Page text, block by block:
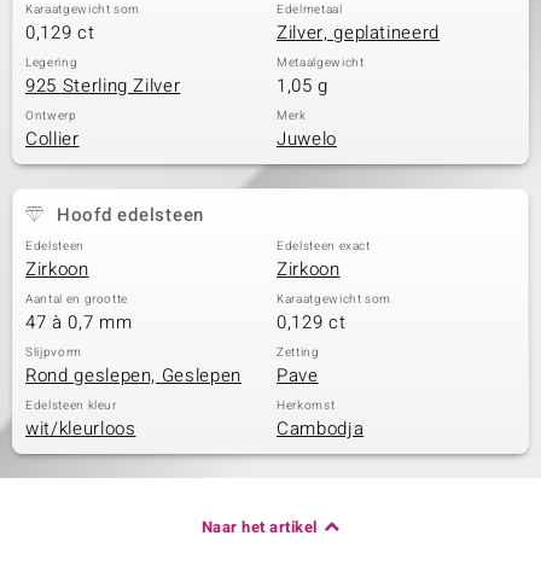
Karaatgewicht som
0,129 ct
Edelmetaal
Zilver, geplatineerd
Legering
925 Sterling Zilver
Metaalgewicht
1,05 g
Ontwerp
Collier
Merk
Juwelo
Hoofd edelsteen
Edelsteen
Zirkoon
Edelsteen exact
Zirkoon
Aantal en grootte
47 à 0,7 mm
Karaatgewicht som
0,129 ct
Slijpvorm
Rond geslepen, Geslepen
Zetting
Pave
Edelsteen kleur
wit/kleurloos
Herkomst
Cambodja
Naar het artikel